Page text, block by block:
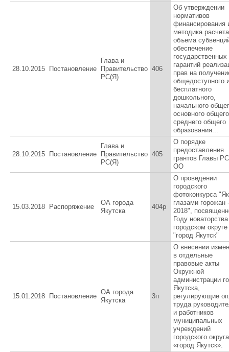
28.10.2015 Постановление
Глава и
Правительство
РС(Я)
406
Об утверждении
нормативов
финансирования
методика расчета
объема
обеспечение
государственных
гарантий
прав на
общедоступного
бесплатного
дошкольного,
начального
основного
среднего общего
образования...
28.10.2015 Постановление
Глава и
Правительство
РС(Я)
405
О порядке
предоставления
грантов Главы
ОО
15.03.2018 Распоряжение
ОА города
Якутска
404р
О проведении
городского
фотоконкурса
глазами горожан -
2018",
Году
городском округе
"город Якутск"
15.01.2018 Постановление
ОА города
Якутска
3п
О внесении
в отдельные
правовые акты
Окружной
администрации
Якутска,
регулирующие
труда
и работников
муниципальных
учреждений
городского округа
«город Якутск».